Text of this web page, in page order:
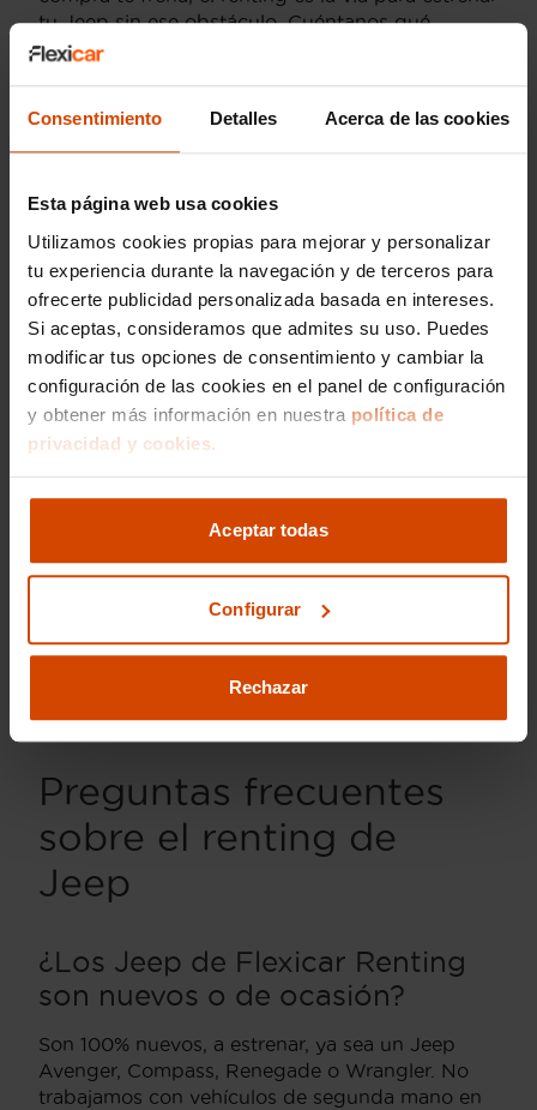
Consentimiento Detalles Acerca de las cookies
Esta página web usa cookies
Utilizamos cookies propias para mejorar y personalizar
tu experiencia durante la navegación y de terceros para
ofrecerte publicidad personalizada basada en intereses.
Si aceptas, consideramos que admites su uso. Puedes
modificar tus opciones de consentimiento y cambiar la
configuración de las cookies en el panel de configuración
y obtener más información en nuestra política de
privacidad y cookies.
Aceptar todas
Configurar
Rechazar
tu Jeep sin ese obstáculo. Cuéntanos qué
modelo te interesa y preparamos tu propuesta.
La opinión de quienes
ya disfrutan su Jeep en
renting
Los clientes que ya tienen suJeep Renting,
principalmente en Avenger y Compass, destacan
la tranquilidad de no depender de un taller
propio para el mantenimiento: el cambio de
neumáticos por desgaste normal está incluido,
así como las revisiones en talleres autorizados
(quedan fuera pinchazos, reventones o daños
derivados de un uso más agresivo en pista). El
seguro a todo riesgo, con aseguradoras como
Zurich, Mutua Madrileña o Catalana Occidente y
franquicia de 300 €, junto con la asistencia en
carretera 24 horas los 365 días del año, aporta
una seguridad extra especialmente valorada por
quienes usan su Jeep tanto en ciudad como en
escapadas de fin de semana. La conclusión más
incertidumbre de mantener un vehículo con
vocación todoterreno.
Preguntas frecuentes
sobre el renting de
Jeep
¿Los Jeep de Flexicar Renting
son nuevos o de ocasión?
Son 100% nuevos, a estrenar, ya sea un Jeep
Avenger, Compass, Renegade o Wrangler. No
trabajamos con vehículos de segunda mano en